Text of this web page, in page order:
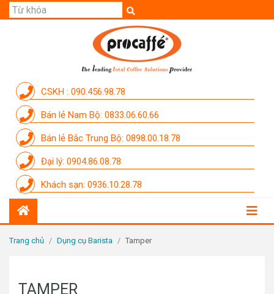
CSKH : 090.456.98.78
Bán lẻ Nam Bộ: 0833.06.60.66
Bán lẻ Bắc Trung Bộ: 0898.00.18.78
Đại lý: 0904.86.08.78
Khách sạn: 0936.10.28.78
DỊCH VỤ
CẨM NANG
THÀNH VIÊN PROCAFFE
KHUYẾN MÃI
SỰ KIỆN THƯƠNG HIỆU
LIÊN HỆ
Trang chủ / Dụng cụ Barista / Tamper
TAMPER